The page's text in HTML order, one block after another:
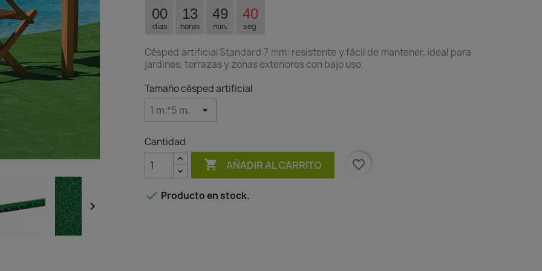

00
días
13
horas
49
min.
39
seg.
Césped artificial Standard 7 mm: resistente y fácil de mantener, ideal para
jardines, terrazas y zonas exteriores con bajo uso.
Tamaño césped artificial
Cantidad
 AÑADIR AL CARRITO favorite_border
 Producto en stock.